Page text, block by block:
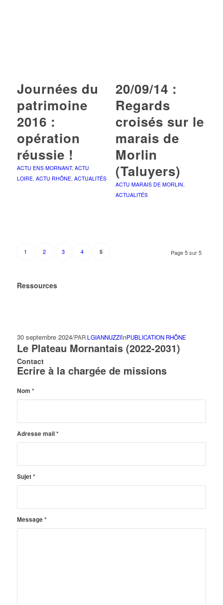
Journées du
patrimoine
2016 :
opération
réussie !
ACTU ENS MORNANT, ACTU
LOIRE, ACTU RHÔNE, ACTUALITÉS
20/09/14 :
Regards
croisés sur le
marais de
Morlin
(Taluyers)
ACTU MARAIS DE MORLIN,
ACTUALITÉS
Page 5 sur 5
1 2 3 4 5
Ressources
30 septembre 2024/PAR LGIANNUZZIInPUBLICATION RHÔNE
Le Plateau Mornantais (2022-2031)
Contact
Ecrire à la chargée de missions
Nom *
Adresse mail*
Sujet*
Message*